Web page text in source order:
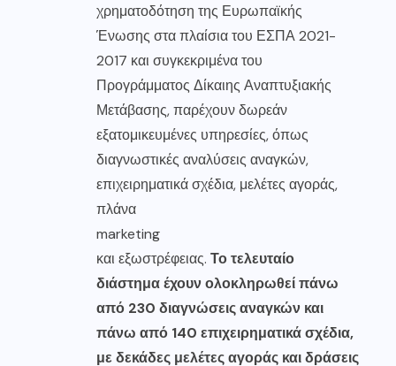
χρηματοδότηση της Ευρωπαϊκής
Ένωσης στα πλαίσια του ΕΣΠΑ 2021-
2017 και συγκεκριμένα του
Προγράμματος Δίκαιης Αναπτυξιακής
Μετάβασης, παρέχουν δωρεάν
εξατομικευμένες υπηρεσίες, όπως
διαγνωστικές αναλύσεις αναγκών,
επιχειρηματικά σχέδια, μελέτες αγοράς,
πλάνα
marketing
και εξωστρέφειας. Το τελευταίο
διάστημα έχουν ολοκληρωθεί πάνω
από 230 διαγνώσεις αναγκών και
πάνω από 140 επιχειρηματικά σχέδια,
με δεκάδες μελέτες αγοράς και δράσεις